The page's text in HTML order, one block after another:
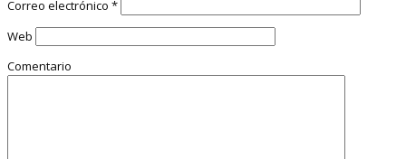
Correo electrónico *
Web
Comentario